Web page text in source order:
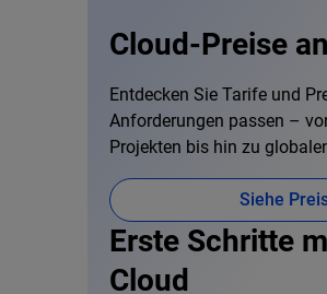
Cloud-Preise
Entdecken Sie Tarife und
Anforderungen passen –
Projekten bis hin zu
Siehe
Erste Schritte
Cloud